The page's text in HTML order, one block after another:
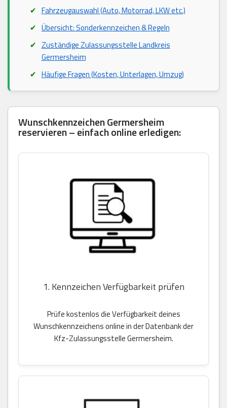
Fahrzeugauswahl (Auto, Motorrad, LKW etc.)
Übersicht: Sonderkennzeichen & Regeln
Zuständige Zulassungsstelle Landkreis
Germersheim
Häufige Fragen (Kosten, Unterlagen, Umzug)
Wunschkennzeichen Germersheim
reservieren – einfach online erledigen:
1. Kennzeichen Verfügbarkeit prüfen
Prüfe kostenlos die Verfügbarkeit deines
Wunschkennzeichens online in der Datenbank der
Kfz-Zulassungsstelle Germersheim.